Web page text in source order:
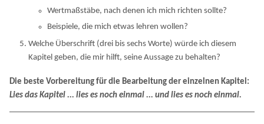
Wertmaßstäbe, nach denen ich mich richten sollte?
Beispiele, die mich etwas lehren wollen?
Welche Überschrift (drei bis sechs Worte) würde ich diesem
Kapitel geben, die mir hilft, seine Aussage zu behalten?
Die beste Vorbereitung für die Bearbeitung der einzelnen Kapitel:
Lies das Kapitel ... lies es noch einmal ... und lies es noch einmal.